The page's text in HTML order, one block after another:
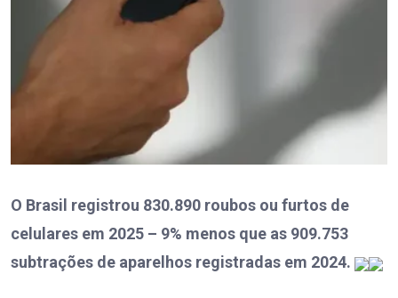
O Brasil registrou 830.890 roubos ou furtos de
celulares em 2025 – 9% menos que as 909.753
subtrações de aparelhos registradas em 2024.